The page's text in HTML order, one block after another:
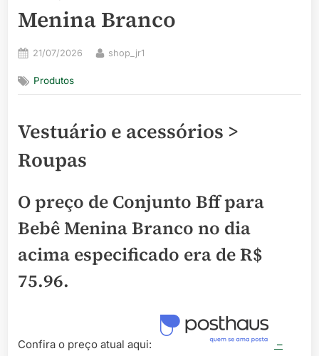
Menina Branco
Posted
21/07/2026 By
shop_jr1
Produtos
Vestuário e acessórios >
Roupas
O preço de Conjunto Bff para
Bebê Menina Branco no dia
acima especificado era deR$
75.96.
Confira o preço atual aqui:
–